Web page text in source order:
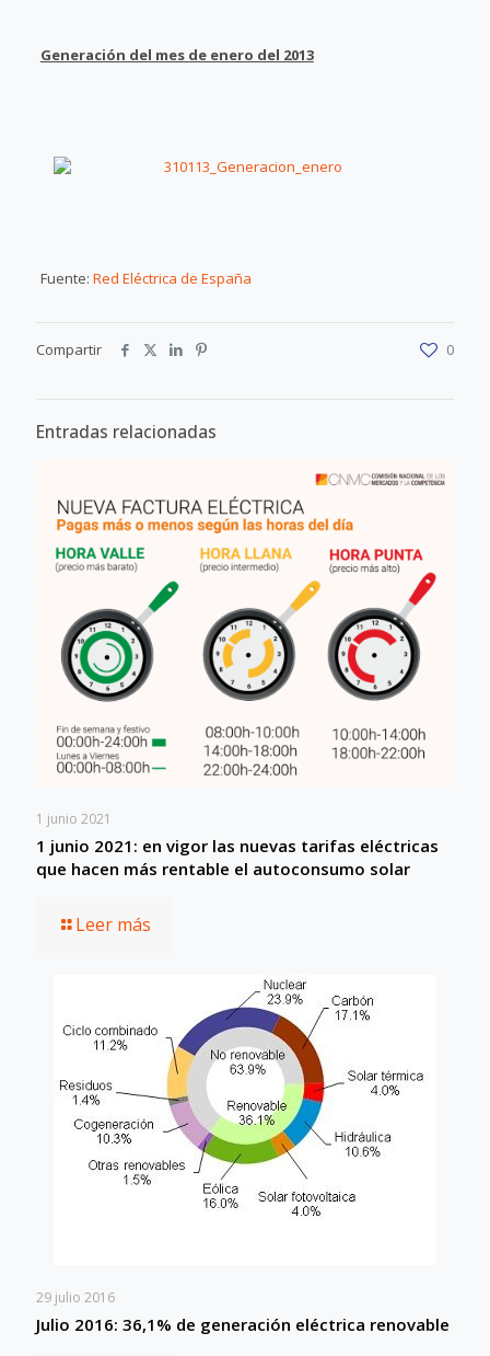
Generación del mes de enero del 2013
Fuente: Red Eléctrica de España
Compartir 0
Entradas relacionadas
1 junio 2021
1 junio 2021: en vigor las nuevas tarifas eléctricas
que hacen más rentable el autoconsumo solar
Leer más
29 julio 2016
Julio 2016: 36,1% de generación eléctrica renovable